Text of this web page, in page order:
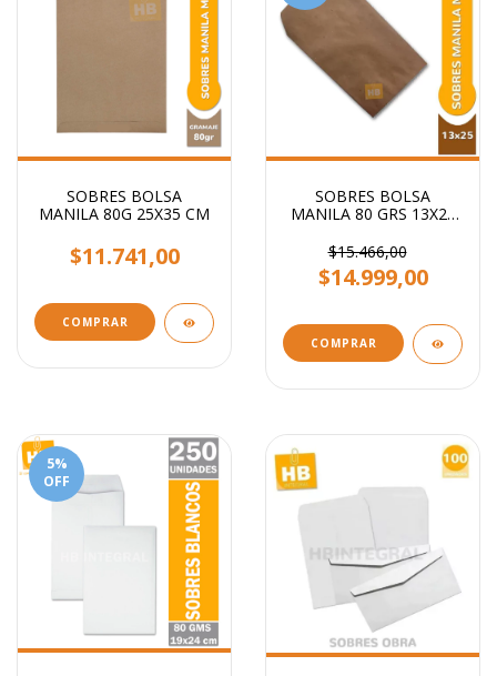
SOBRES BOLSA
MANILA 80G 25X35 CM
$11.741,00
COMPRAR
SOBRES BOLSA
MANILA 80 GRS 13X25
$15.466,00
$14.999,00
COMPRAR
5%
OFF